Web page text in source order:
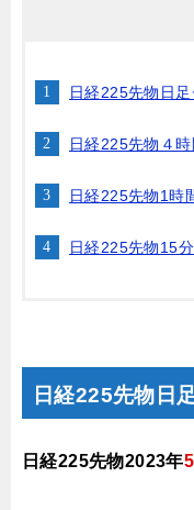
日経225先物日足
日経225先物４
日経225先物1時
日経225先物15
日経225先物日
日経225先物2023年